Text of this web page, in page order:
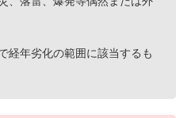
経年劣化の範囲に該当するも